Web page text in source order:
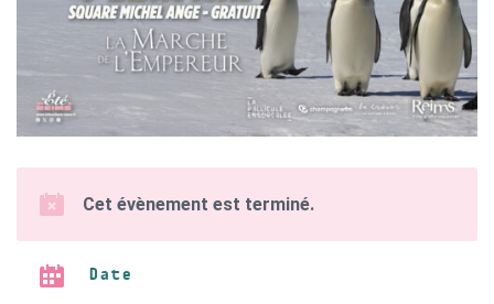
Cet évènement est terminé.
Date